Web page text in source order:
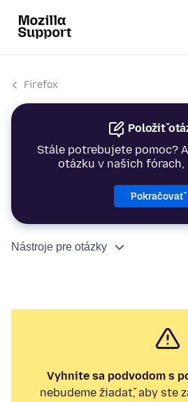
Firefox
Položiť
Stále potrebujete pomoc?
otázku v našich
Pokračovať
Nástroje pre otázky
Vyhnite sa podvodom s
nebudeme žiadať, aby ste